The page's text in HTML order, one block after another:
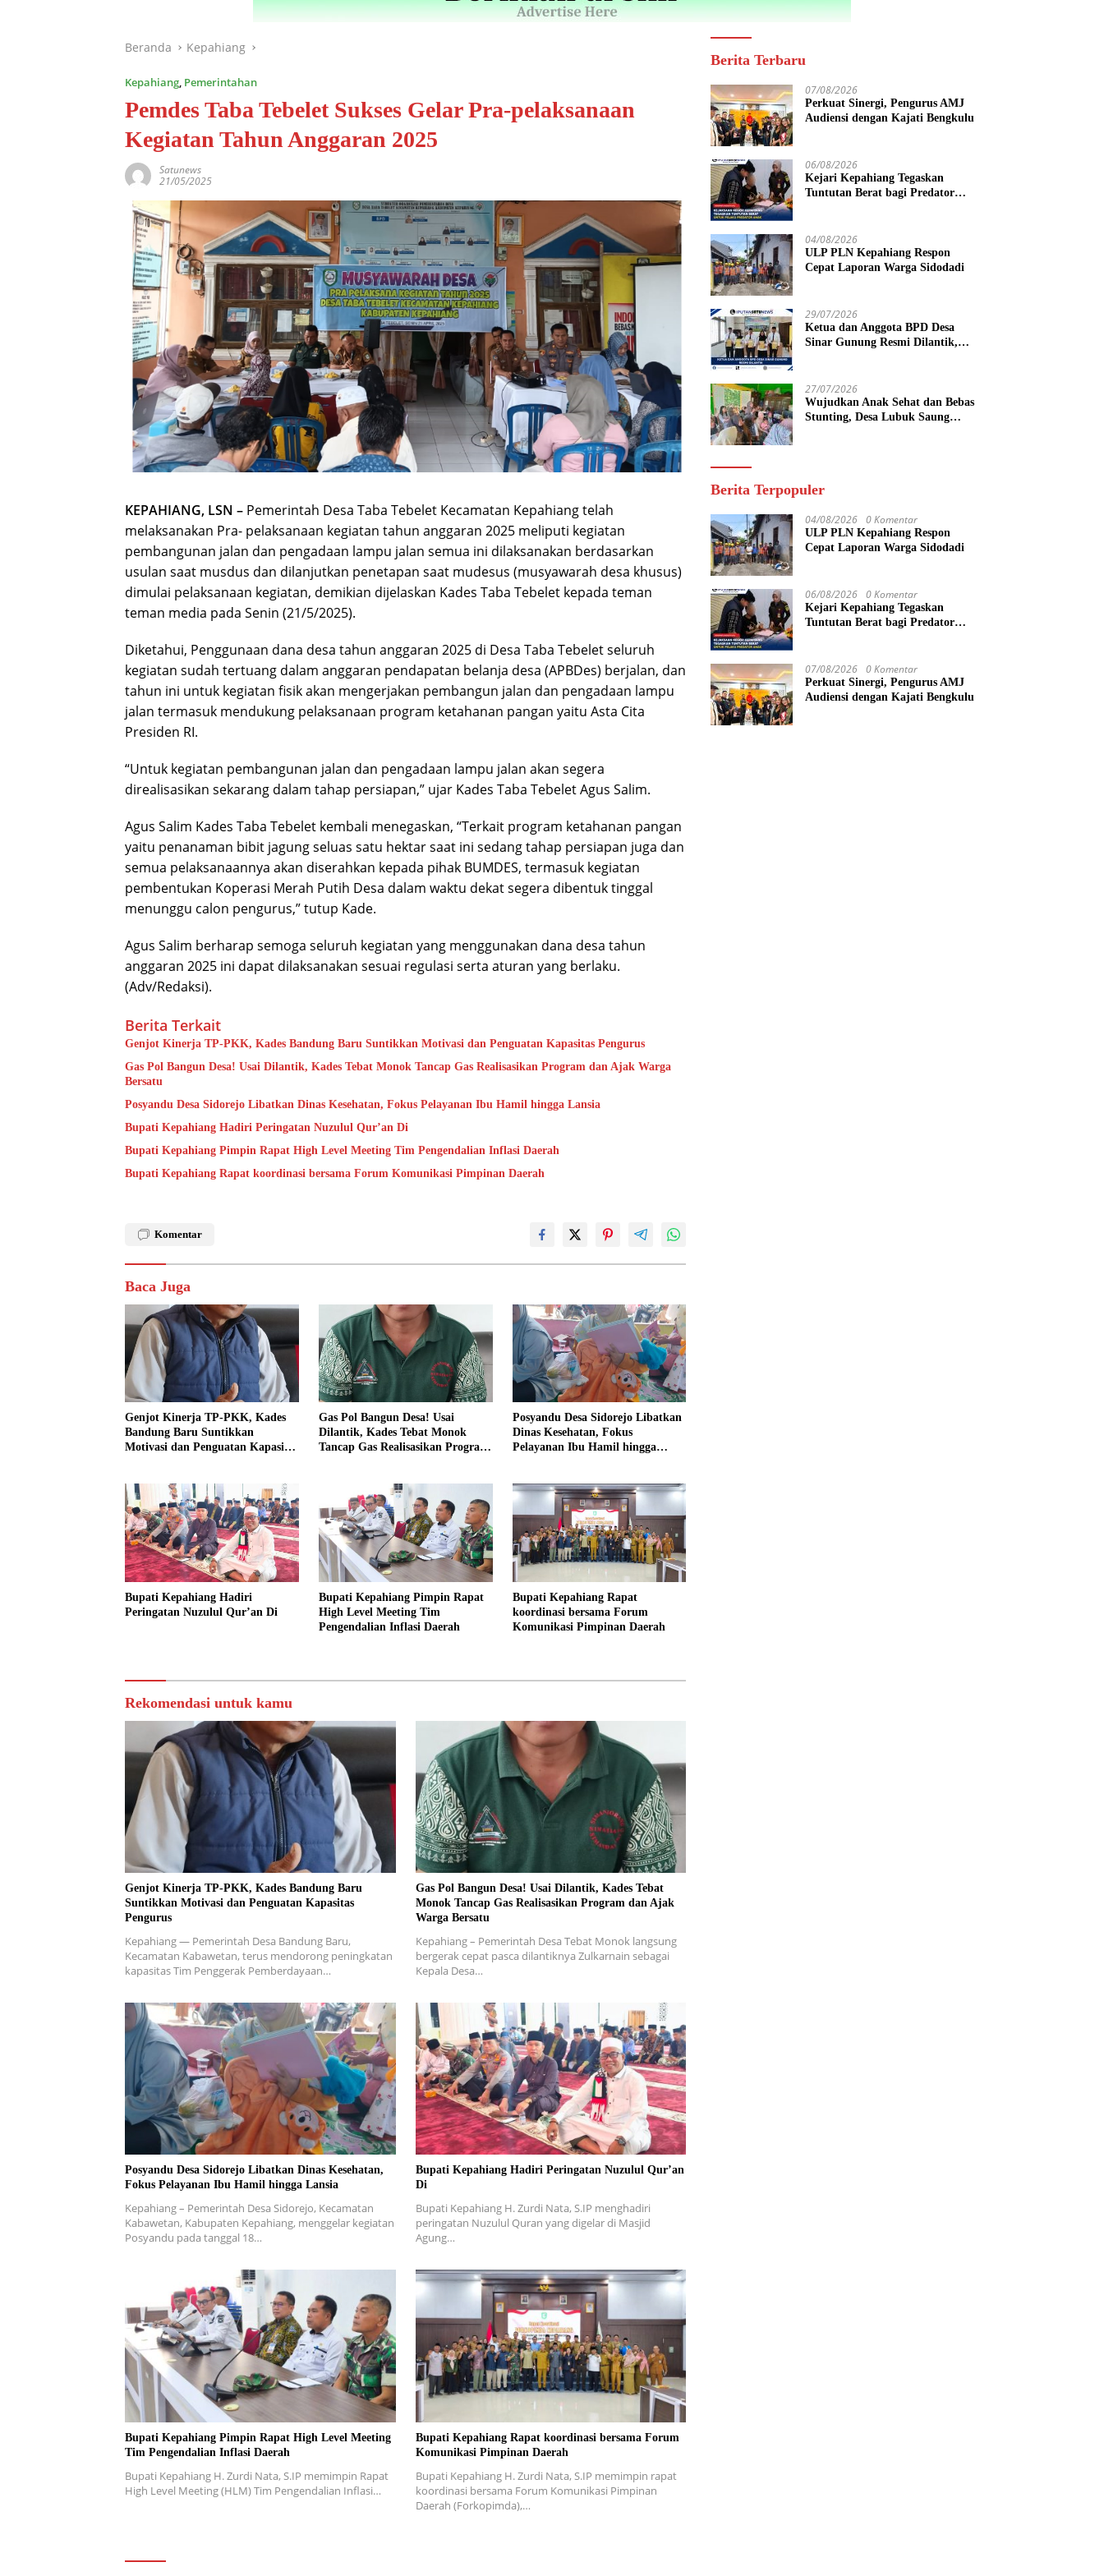
Beranda Kepahiang
Kepahiang, Pemerintahan
Pemdes Taba Tebelet Sukses Gelar Pra-pelaksanaan
Kegiatan Tahun Anggaran 2025
Satunews
21/05/2025
KEPAHIANG, LSN – Pemerintah Desa Taba Tebelet Kecamatan Kepahiang telah
melaksanakan Pra- pelaksanaan kegiatan tahun anggaran 2025 meliputi kegiatan
pembangunan jalan dan pengadaan lampu jalan semua ini dilaksanakan berdasarkan
usulan saat musdus dan dilanjutkan penetapan saat mudesus (musyawarah desa khusus)
dimulai pelaksanaan kegiatan, demikian dijelaskan Kades Taba Tebelet kepada teman
teman media pada Senin (21/5/2025).
Diketahui, Penggunaan dana desa tahun anggaran 2025 di Desa Taba Tebelet seluruh
kegiatan sudah tertuang dalam anggaran pendapatan belanja desa (APBDes) berjalan, dan
tahun ini untuk kegiatan fisik akan mengerjakan pembangun jalan dan pengadaan lampu
jalan termasuk mendukung pelaksanaan program ketahanan pangan yaitu Asta Cita
Presiden RI.
“Untuk kegiatan pembangunan jalan dan pengadaan lampu jalan akan segera
direalisasikan sekarang dalam tahap persiapan,” ujar Kades Taba Tebelet Agus Salim.
Agus Salim Kades Taba Tebelet kembali menegaskan, “Terkait program ketahanan pangan
yaitu penanaman bibit jagung seluas satu hektar saat ini sedang tahap persiapan juga dan
semua pelaksanaannya akan diserahkan kepada pihak BUMDES, termasuk kegiatan
pembentukan Koperasi Merah Putih Desa dalam waktu dekat segera dibentuk tinggal
menunggu calon pengurus,” tutup Kade.
Agus Salim berharap semoga seluruh kegiatan yang menggunakan dana desa tahun
anggaran 2025 ini dapat dilaksanakan sesuai regulasi serta aturan yang berlaku.
(Adv/Redaksi).
Berita Terkait
Genjot Kinerja TP-PKK, Kades Bandung Baru Suntikkan Motivasi dan Penguatan Kapasitas Pengurus
Gas Pol Bangun Desa! Usai Dilantik, Kades Tebat Monok Tancap Gas Realisasikan Program dan Ajak Warga
Bersatu
Posyandu Desa Sidorejo Libatkan Dinas Kesehatan, Fokus Pelayanan Ibu Hamil hingga Lansia
Bupati Kepahiang Hadiri Peringatan Nuzulul Qur’an Di
Bupati Kepahiang Pimpin Rapat High Level Meeting Tim Pengendalian Inflasi Daerah
Bupati Kepahiang Rapat koordinasi bersama Forum Komunikasi Pimpinan Daerah
Komentar
Baca Juga
Genjot Kinerja TP-PKK, Kades
Bandung Baru Suntikkan
Motivasi dan Penguatan Kapasitas
Gas Pol Bangun Desa! Usai
Dilantik, Kades Tebat Monok
Tancap Gas Realisasikan Program
Posyandu Desa Sidorejo Libatkan
Dinas Kesehatan, Fokus
Pelayanan Ibu Hamil hingga
Bupati Kepahiang Hadiri
Peringatan Nuzulul Qur’an Di
Bupati Kepahiang Pimpin Rapat
High Level Meeting Tim
Pengendalian Inflasi Daerah
Bupati Kepahiang Rapat
koordinasi bersama Forum
Komunikasi Pimpinan Daerah
Rekomendasi untuk kamu
Genjot Kinerja TP-PKK, Kades Bandung Baru
Suntikkan Motivasi dan Penguatan Kapasitas
Pengurus
Kepahiang — Pemerintah Desa Bandung Baru,
Kecamatan Kabawetan, terus mendorong peningkatan
kapasitas Tim Penggerak Pemberdayaan…
Gas Pol Bangun Desa! Usai Dilantik, Kades Tebat
Monok Tancap Gas Realisasikan Program dan Ajak
Warga Bersatu
Kepahiang – Pemerintah Desa Tebat Monok langsung
bergerak cepat pasca dilantiknya Zulkarnain sebagai
Kepala Desa…
Posyandu Desa Sidorejo Libatkan Dinas Kesehatan,
Fokus Pelayanan Ibu Hamil hingga Lansia
Kepahiang – Pemerintah Desa Sidorejo, Kecamatan
Kabawetan, Kabupaten Kepahiang, menggelar kegiatan
Posyandu pada tanggal 18…
Bupati Kepahiang Hadiri Peringatan Nuzulul Qur’an
Di
Bupati Kepahiang H. Zurdi Nata, S.IP menghadiri
peringatan Nuzulul Quran yang digelar di Masjid
Agung…
Bupati Kepahiang Pimpin Rapat High Level Meeting
Tim Pengendalian Inflasi Daerah
Bupati Kepahiang H. Zurdi Nata, S.IP memimpin Rapat
High Level Meeting (HLM) Tim Pengendalian Inflasi…
Bupati Kepahiang Rapat koordinasi bersama Forum
Komunikasi Pimpinan Daerah
Bupati Kepahiang H. Zurdi Nata, S.IP memimpin rapat
koordinasi bersama Forum Komunikasi Pimpinan
Daerah (Forkopimda),…
Berita Terbaru
07/08/2026
Perkuat Sinergi, Pengurus AMJ
Audiensi dengan Kajati Bengkulu
06/08/2026
Kejari Kepahiang Tegaskan
Tuntutan Berat bagi Predator
Vonis Hakim 18 Tahun Penjara
04/08/2026
ULP PLN Kepahiang Respon
Cepat Laporan Warga Sidodadi
29/07/2026
Ketua dan Anggota BPD Desa
Sinar Gunung Resmi Dilantik,
27/07/2026
Wujudkan Anak Sehat dan Bebas
Stunting, Desa Lubuk Saung
Berita Terpopuler
04/08/2026 0 Komentar
ULP PLN Kepahiang Respon
Cepat Laporan Warga Sidodadi
06/08/2026 0 Komentar
Kejari Kepahiang Tegaskan
Tuntutan Berat bagi Predator
Vonis Hakim 18 Tahun Penjara
07/08/2026 0 Komentar
Perkuat Sinergi, Pengurus AMJ
Audiensi dengan Kajati Bengkulu